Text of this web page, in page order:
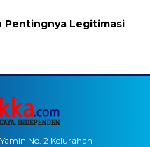
Pentingnya Legitimasi
No. 2 Kelurahan